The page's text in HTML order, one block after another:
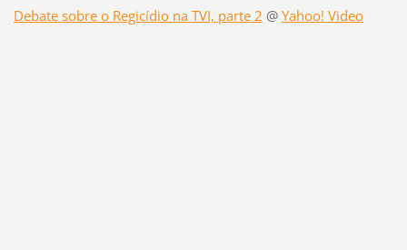
Debate sobre o Regicídio na TVI, parte 2 @ Yahoo! Video